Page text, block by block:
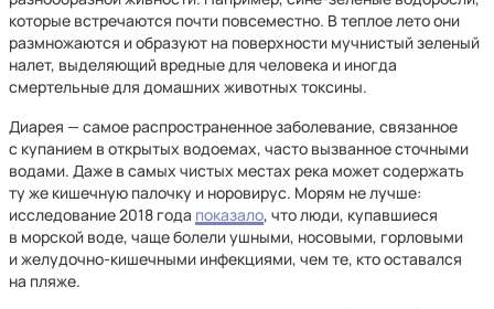
которые встречаются почти повсеместно. В теплое лето они
размножаются и образуют на поверхности мучнистый зеленый
налет, выделяющий вредные для человека и иногда
смертельные для домашних животных токсины.
Диарея — самое распространенное заболевание, связанное
с купанием в открытых водоемах, часто вызванное сточными
водами. Даже в самых чистых местах река может содержать
ту же кишечную палочку и норовирус. Морям не лучше:
исследование 2018 года показало, что люди, купавшиеся
в морской воде, чаще болели ушными, носовыми, горловыми
и желудочно-кишечными инфекциями, чем те, кто оставался
на пляже.